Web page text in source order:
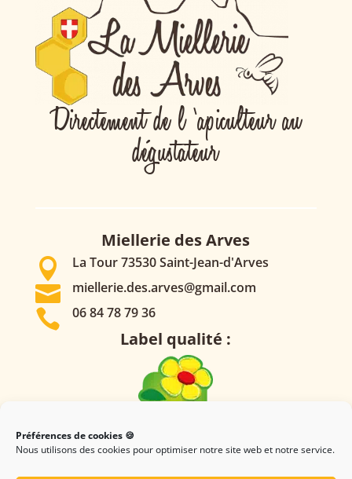
Préférences de cookies 🍪
Nous utilisons des cookies pour optimiser notre site web et notre service.
Directement de l ‘apiculteur au
dégustateur
Miellerie des Arves
 La Tour 73530 Saint-Jean-d'Arves
 miellerie.des.arves@gmail.com
 06 84 78 79 36
Label qualité :
Retrouvez-nous sur